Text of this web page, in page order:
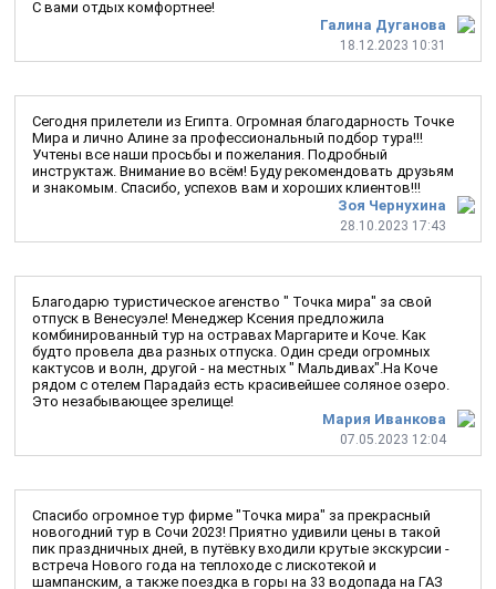
Галина Дуганова
18.12.2023 10:31
С вами отдых комфортнее!
Зоя Чернухина
28.10.2023 17:43
Сегодня прилетели из Египта. Огромная благодарность Точке
Мира и лично Алине за профессиональный подбор тура!!!
Учтены все наши просьбы и пожелания. Подробный
инструктаж. Внимание во всём! Буду рекомендовать друзьям
и знакомым. Спасибо, успехов вам и хороших клиентов!!!
Мария Иванкова
07.05.2023 12:04
Благодарю туристическое агенство " Точка мира" за свой
отпуск в Венесуэле! Менеджер Ксения предложила
комбинированный тур на остравах Маргарите и Коче. Как
будто провела два разных отпуска. Один среди огромных
кактусов и волн, другой - на местных " Мальдивах".На Коче
рядом с отелем Парадайз есть красивейшее соляное озеро.
Это незабывающее зрелище!
Спасибо огромное тур фирме "Точка мира" за прекрасный
новогодний тур в Сочи 2023! Приятно удивили цены в такой
пик праздничных дней, в путёвку входили крутые экскурсии -
встреча Нового года на теплоходе с лискотекой и
шампанским, а также поездка в горы на 33 водопада на ГАЗ